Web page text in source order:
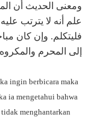
ومعنى الحديث أن
علم أنه لا يترتب
فليتكلم. وإن كان
إلى المحرم
ingin berbicara maka
ia mengetahui bahwa
menghantarkan